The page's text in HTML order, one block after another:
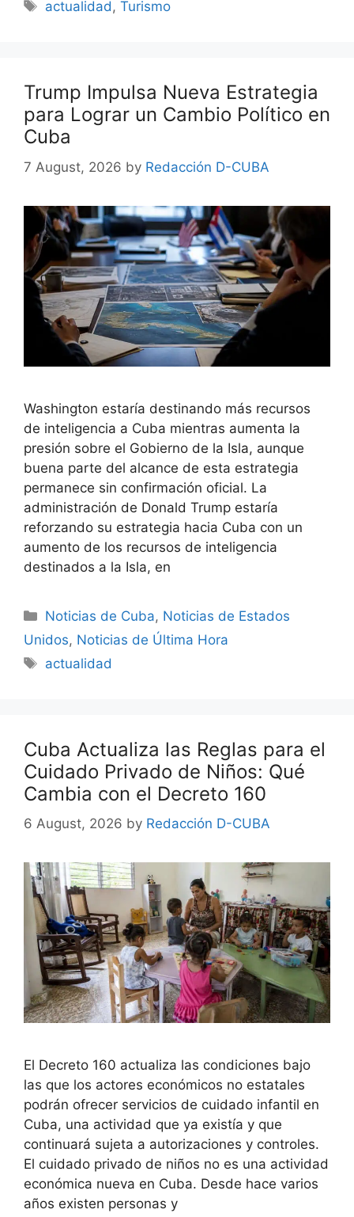
Tags
actualidad,Turismo
Trump Impulsa Nueva Estrategia
para Lograr un Cambio Político en
Cuba
7 August, 2026 by Redacción D-CUBA
Washington estaría destinando más recursos
de inteligencia a Cuba mientras aumenta la
presión sobre el Gobierno de la Isla, aunque
buena parte del alcance de esta estrategia
permanece sin confirmación oficial. La
administración de Donald Trump estaría
reforzando su estrategia hacia Cuba con un
aumento de los recursos de inteligencia
destinados a la Isla, en
Categories
Noticias de Cuba, Noticias de Estados
Unidos, Noticias de Última Hora
Tags
actualidad
Cuba Actualiza las Reglas para el
Cuidado Privado de Niños: Qué
Cambia con el Decreto 160
6 August, 2026 by Redacción D-CUBA
El Decreto 160 actualiza las condiciones bajo
las que los actores económicos no estatales
podrán ofrecer servicios de cuidado infantil en
Cuba, una actividad que ya existía y que
continuará sujeta a autorizaciones y controles.
El cuidado privado de niños no es una actividad
económica nueva en Cuba. Desde hace varios
años existen personas y